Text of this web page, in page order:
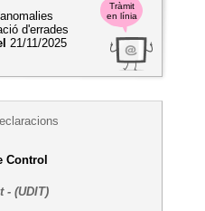
Tràmit
en línia
d'errades
21/11/2025
Control
- (UDIT)